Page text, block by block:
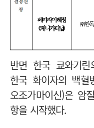
반면 한국 쿄와기린
한국 화이자의 백혈
오조가마이신)은 암
항을 시작했다.